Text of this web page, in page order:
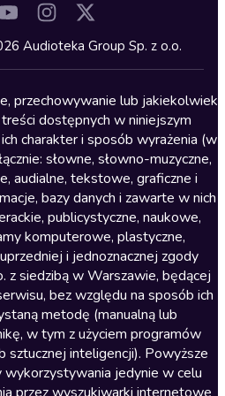
Audioteka Group Sp. z o.o.
przechowywanie lub jakiekolwiek
dostępnych w niniejszym
charakter i sposób wyrażenia (w
słowne, słowno-muzyczne,
audialne, tekstowe, graficzne i
bazy danych i zawarte w nich
publicystyczne, naukowe,
komputerowe, plastyczne,
i jednoznacznej zgody
z siedzibą w Warszawie, będącej
bez względu na sposób ich
metodę (manualną lub
w tym z użyciem programów
sztucznej inteligencji). Powyższe
wykorzystywania jedynie w celu